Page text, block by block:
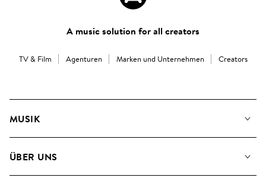
A music solution for all creators
TV & Film Agenturen Marken und Unternehmen Creators
MUSIK
Suche
ÜBER UNS